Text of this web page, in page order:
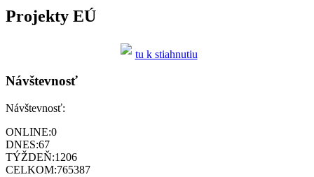
Projekty EÚ
tu k stiahnutiu
Návštevnosť
Návštevnosť:
ONLINE:0
DNES:67
TÝŽDEŇ:1206
CELKOM:765387